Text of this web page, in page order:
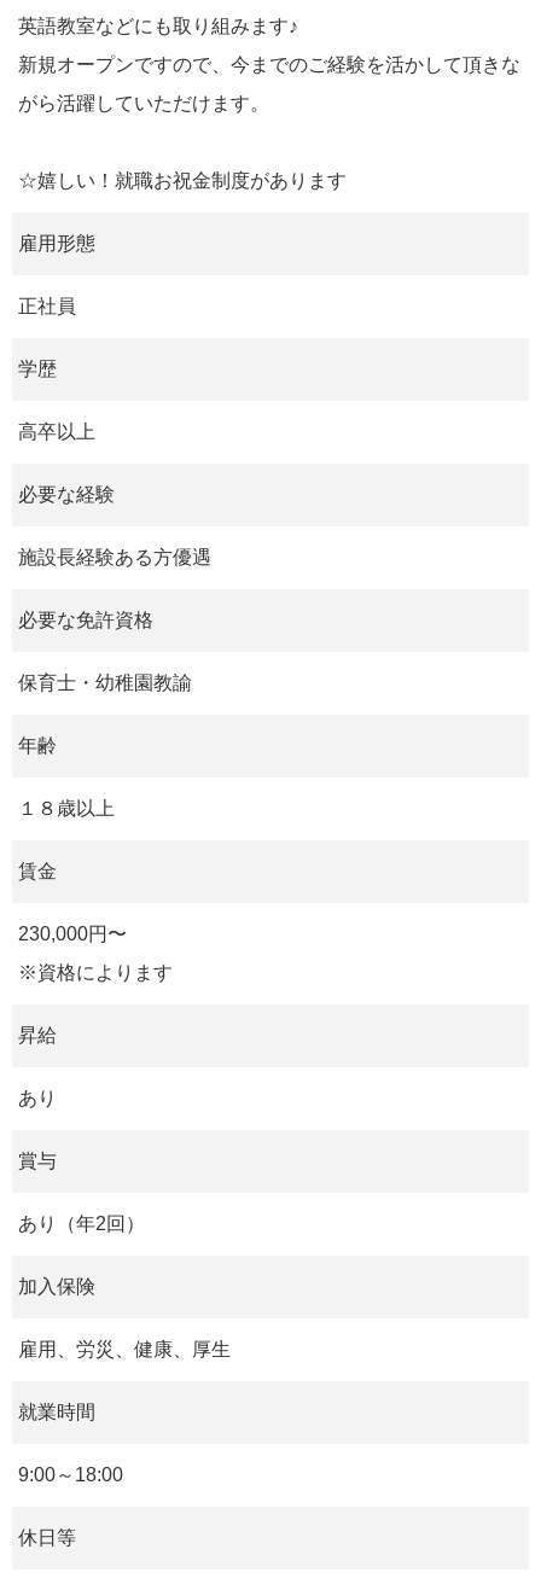
英語教室などにも取り組みます♪
新規オープンですので、今までのご経験を活かして頂きな
がら活躍していただけます。
☆嬉しい！就職お祝金制度があります
雇用形態
正社員
学歴
高卒以上
必要な経験
施設長経験ある方優遇
必要な免許資格
保育士・幼稚園教諭
年齢
１８歳以上
賃金
230,000円〜
※資格によります
昇給
あり
賞与
あり（年2回）
加入保険
雇用、労災、健康、厚生
就業時間
9:00～18:00
休日等